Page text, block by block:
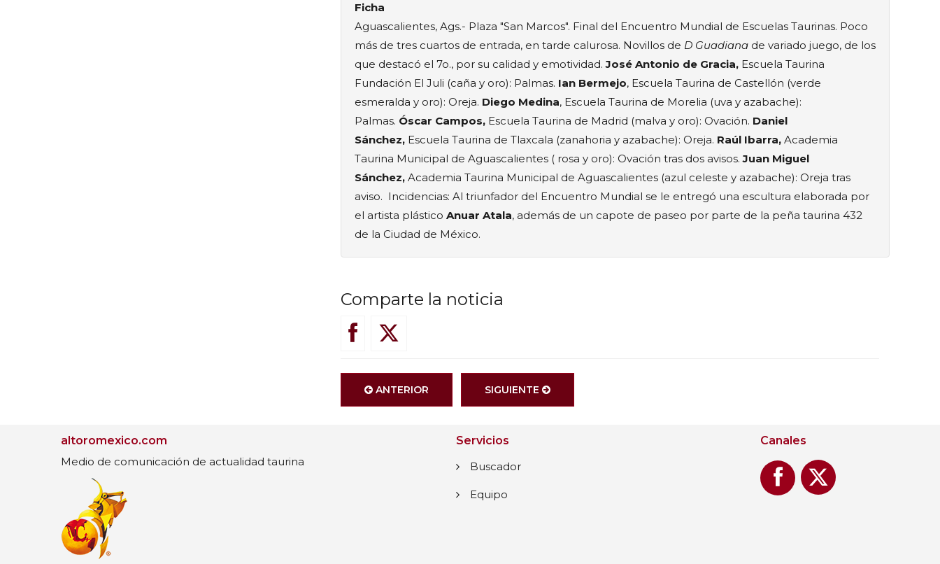
Ficha
Aguascalientes, Ags.- Plaza "San Marcos". Final del Encuentro Mundial de Escuelas Taurinas. Poco
más de tres cuartos de entrada, en tarde calurosa. Novillos de D Guadiana de variado juego, de los
que destacó el 7o., por su calidad y emotividad.José Antonio de Gracia, Escuela Taurina
Fundación El Juli (caña y oro): Palmas. Ian Bermejo, Escuela Taurina de Castellón (verde
esmeralda y oro): Oreja. Diego Medina, Escuela Taurina de Morelia (uva y azabache):
Palmas. Óscar Campos, Escuela Taurina de Madrid (malva y oro): Ovación. Daniel
Sánchez, Escuela Taurina de Tlaxcala (zanahoria y azabache): Oreja. Raúl Ibarra, Academia
Taurina Municipal de Aguascalientes ( rosa y oro): Ovación tras dos avisos.Juan Miguel
Sánchez, Academia Taurina Municipal de Aguascalientes (azul celeste y azabache): Oreja tras
aviso. Incidencias: Al triunfador del Encuentro Mundial se le entregó una escultura elaborada por
el artista plástico Anuar Atala, además de un capote de paseo por parte de la peña taurina 432
de la Ciudad de México.
Comparte la noticia
ANTERIOR SIGUIENTE
altoromexico.com
Medio de comunicación de actualidad taurina
Servicios
Buscador
Equipo
Canales